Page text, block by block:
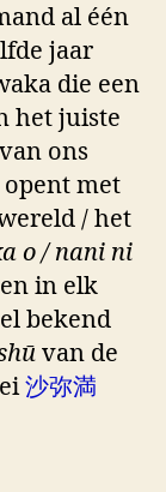
al één
jaar
die een
het juiste
ons
opent met
/ het
o / nani ni
in elk
bekend
van de
沙弥満